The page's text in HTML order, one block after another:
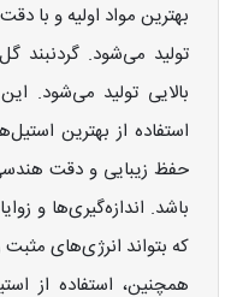
بهترین مواد اولیه و
تولید می‌شود. گردنبند
بالایی تولید می‌شود.
استفاده از بهترین
حفظ زیبایی و دقت
باشد. اندازه‌گیری‌ها و
که بتواند انرژی‌های
همچنین، استفاده از